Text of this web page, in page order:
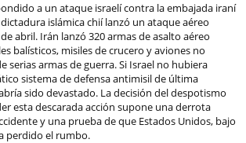
a un ataque israelí contra la embajada iraní
islámica chií lanzó un ataque aéreo
abril. Irán lanzó 320 armas de asalto aéreo
balísticos, misiles de crucero y aviones no
serias armas de guerra. Si Israel no hubiera
sistema de defensa antimisil de última
sido devastado. La decisión del despotismo
esta descarada acción supone una derrota
y una prueba de que Estados Unidos, bajo
perdido el rumbo.